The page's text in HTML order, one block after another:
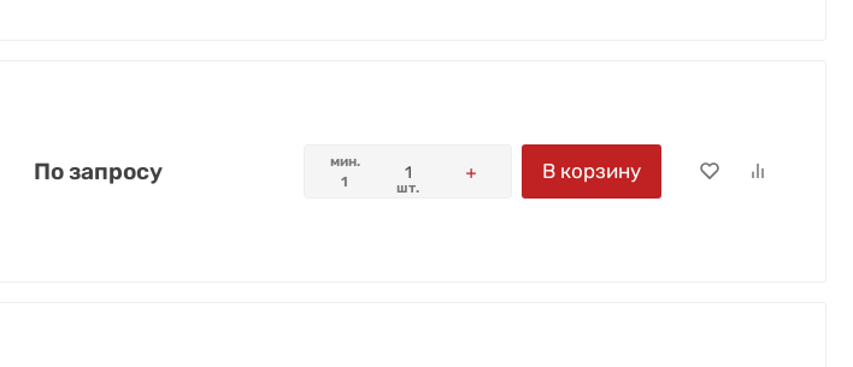
По запросу
мин.
1
шт.
В корзину